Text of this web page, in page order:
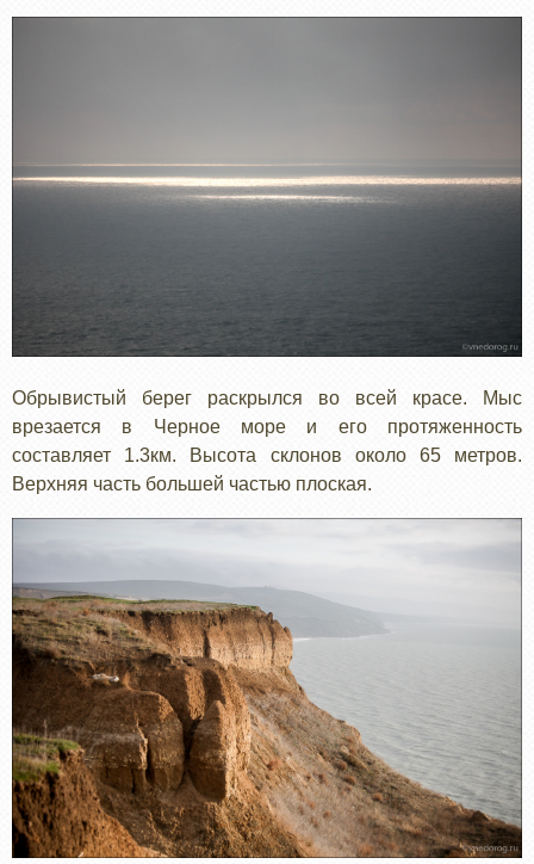
Обрывистый берег раскрылся во всей красе. Мыс
врезается в Черное море и его протяженность
составляет 1.3км. Высота склонов около 65 метров.
Верхняя часть большей частью плоская.